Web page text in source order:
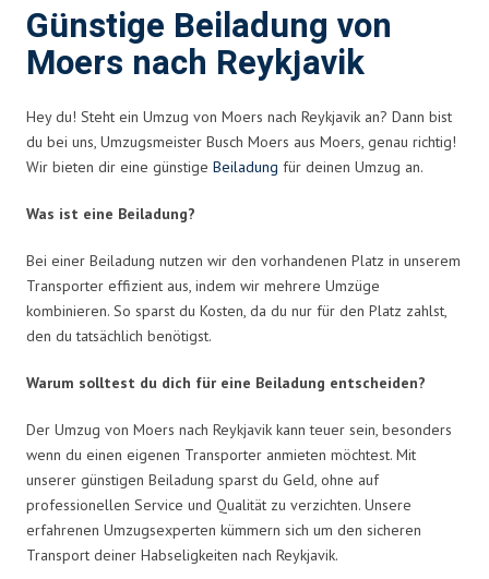
Günstige Beiladung von
Moers nach Reykjavik
Hey du! Steht ein Umzug von Moers nach Reykjavik an? Dann bist
du bei uns, Umzugsmeister Busch Moers aus Moers, genau richtig!
Wir bieten dir eine günstige Beiladung für deinen Umzug an.
Was ist eine Beiladung?
Bei einer Beiladung nutzen wir den vorhandenen Platz in unserem
Transporter effizient aus, indem wir mehrere Umzüge
kombinieren. So sparst du Kosten, da du nur für den Platz zahlst,
den du tatsächlich benötigst.
Warum solltest du dich für eine Beiladung entscheiden?
Der Umzug von Moers nach Reykjavik kann teuer sein, besonders
wenn du einen eigenen Transporter anmieten möchtest. Mit
unserer günstigen Beiladung sparst du Geld, ohne auf
professionellen Service und Qualität zu verzichten. Unsere
erfahrenen Umzugsexperten kümmern sich um den sicheren
Transport deiner Habseligkeiten nach Reykjavik.